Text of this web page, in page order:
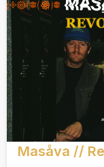
Masåva //